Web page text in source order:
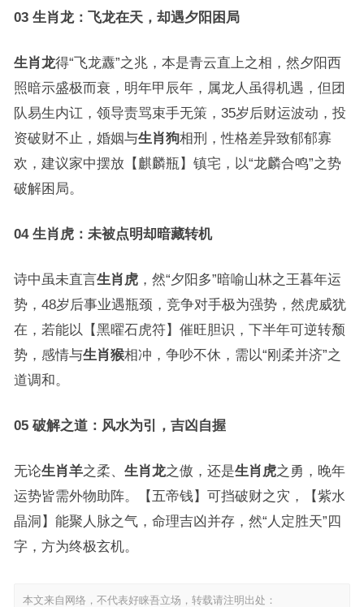
03 生肖龙：飞龙在天，却遇夕阳困局
生肖龙得“飞龙纛”之兆，本是青云直上之相，然夕阳西
照暗示盛极而衰，明年甲辰年，属龙人虽得机遇，但团
队易生内讧，领导责骂束手无策，35岁后财运波动，投
资破财不止，婚姻与生肖狗相刑，性格差异致郁郁寡
欢，建议家中摆放【麒麟瓶】镇宅，以“龙麟合鸣”之势
破解困局。
04 生肖虎：未被点明却暗藏转机
诗中虽未直言生肖虎，然“夕阳多”暗喻山林之王暮年运
势，48岁后事业遇瓶颈，竞争对手极为强势，然虎威犹
在，若能以【黑曜石虎符】催旺胆识，下半年可逆转颓
势，感情与生肖猴相冲，争吵不休，需以“刚柔并济”之
道调和。
05 破解之道：风水为引，吉凶自握
无论生肖羊之柔、 生肖龙之傲，还是生肖虎之勇，晚年
运势皆需外物助阵。【五帝钱】可挡破财之灾，【紫水
晶洞】能聚人脉之气，命理吉凶并存，然“人定胜天”四
字，方为终极玄机。
本文来自网络，不代表好睐吾立场，转载请注明出处：